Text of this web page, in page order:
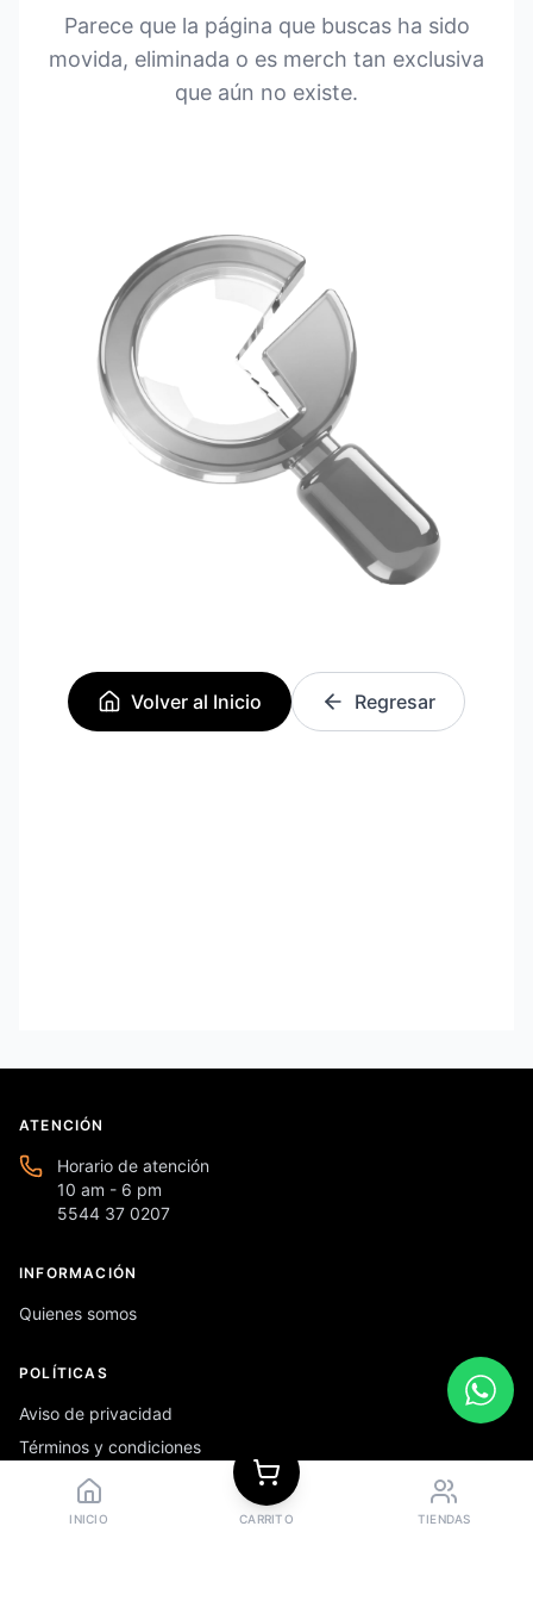
Parece que la página que buscas ha sido
movida, eliminada o es merch tan exclusiva
que aún no existe.
Volver al Inicio Regresar
INICIO CARRITO TIENDAS
ATENCIÓN
Horario de atención
10 am - 6 pm
5544 37 0207
INFORMACIÓN
Quienes somos
POLÍTICAS
Aviso de privacidad
Términos y condiciones
Preguntas frecuentes